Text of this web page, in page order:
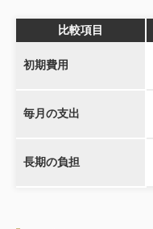
比較項目
初期費用
毎月の支出
長期の負担